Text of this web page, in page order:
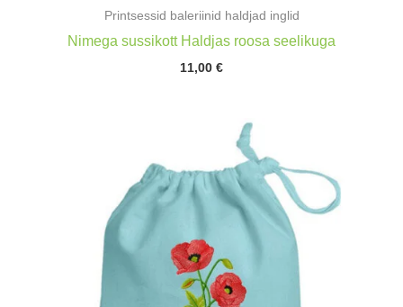
Printsessid baleriinid haldjad inglid
Nimega sussikott Haldjas roosa seelikuga
11,00 €